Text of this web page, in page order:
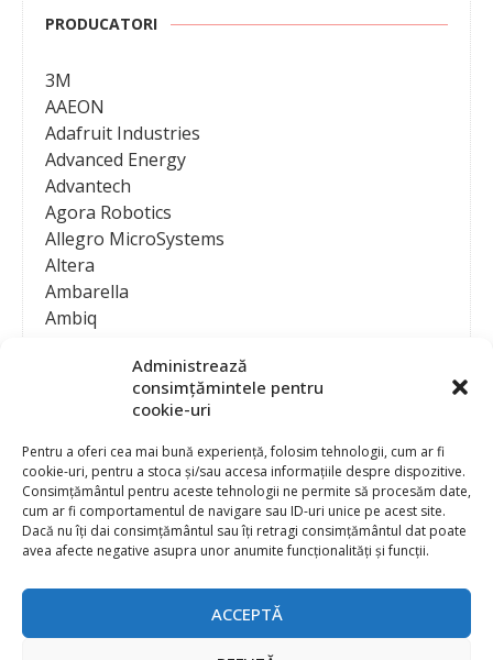
Administrează
consimțămintele pentru
cookie-uri
Pentru a oferi cea mai bună experiență, folosim tehnologii, cum ar fi
cookie-uri, pentru a stoca și/sau accesa informațiile despre dispozitive.
Consimțământul pentru aceste tehnologii ne permite să procesăm date,
cum ar fi comportamentul de navigare sau ID-uri unice pe acest site.
Dacă nu îți dai consimțământul sau îți retragi consimțământul dat poate
avea afecte negative asupra unor anumite funcționalități și funcții.
ACCEPTĂ
PRODUCATORI
3M
AAEON
Adafruit Industries
Advanced Energy
Advantech
Agora Robotics
Allegro MicroSystems
Altera
Ambarella
Ambiq
Analog Devices
Anritsu Corporation
Ansys
APS
Arduino
Arm
Asentics
ATEN International
Contact
Publicitate